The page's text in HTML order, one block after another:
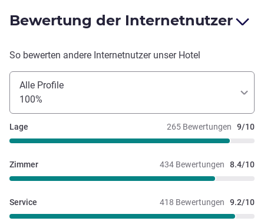
Bewertung der Internetnutzer
So bewerten andere Internetnutzer unser Hotel
Alle Profile
100%
265 Bewertungen 9/10
Lage
434 Bewertungen 8.4/10
Zimmer
418 Bewertungen 9.2/10
Service